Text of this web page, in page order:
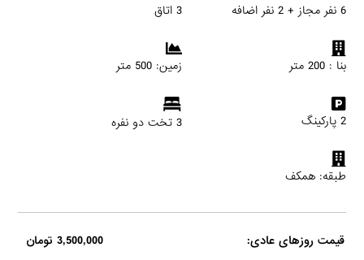
6 نفر مجاز + 2 نفر اضافه 3 اتاق
بنا : 200 متر زمین: 500 متر
2 پارکینگ 3 تخت دو نفره
طبقه: همکف
قیمت روزهای عادی: 3,500,000 تومان